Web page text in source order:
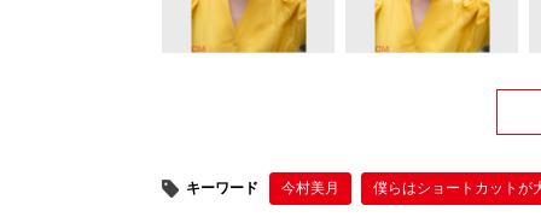
キーワード 今村美月 僕らはショートカットが